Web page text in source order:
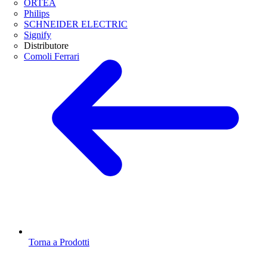
ORTEA
Philips
SCHNEIDER ELECTRIC
Signify
Distributore
Comoli Ferrari
Torna a Prodotti